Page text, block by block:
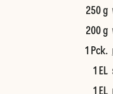
250 g
200 g
1 Pck.
1 EL
1 EL